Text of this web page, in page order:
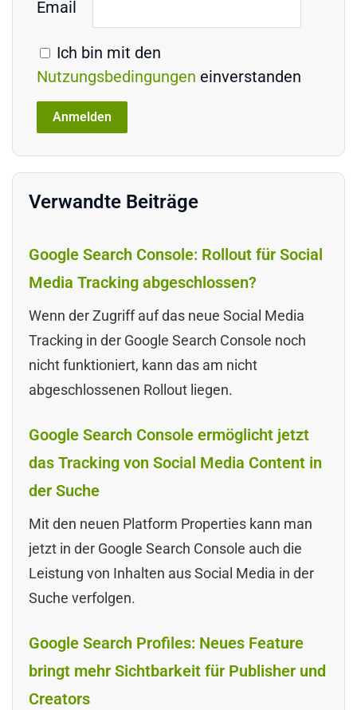
Email
Ich bin mit den
Nutzungsbedingungen einverstanden
Verwandte Beiträge
Google Search Console: Rollout für Social
Media Tracking abgeschlossen?
Wenn der Zugriff auf das neue Social Media
Tracking in der Google Search Console noch
nicht funktioniert, kann das am nicht
abgeschlossenen Rollout liegen.
Google Search Console ermöglicht jetzt
das Tracking von Social Media Content in
der Suche
Mit den neuen Platform Properties kann man
jetzt in der Google Search Console auch die
Leistung von Inhalten aus Social Media in der
Suche verfolgen.
Google Search Profiles: Neues Feature
bringt mehr Sichtbarkeit für Publisher und
Creators